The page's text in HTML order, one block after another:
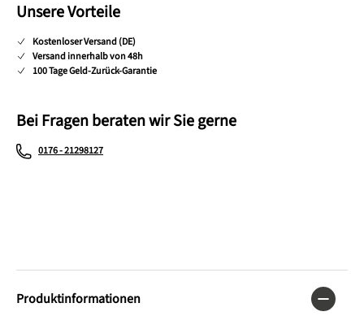
Unsere Vorteile
Kostenloser Versand (DE)
Versand innerhalb von 48h
100 Tage Geld-Zurück-Garantie
Bei Fragen beraten wir Sie gerne
0176 - 21298127
Produktinformationen